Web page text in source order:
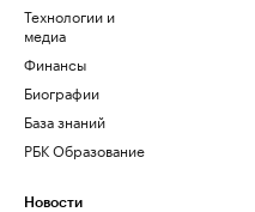
Технологии и
медиа
Финансы
Биографии
База знаний
РБК Образование
Новости